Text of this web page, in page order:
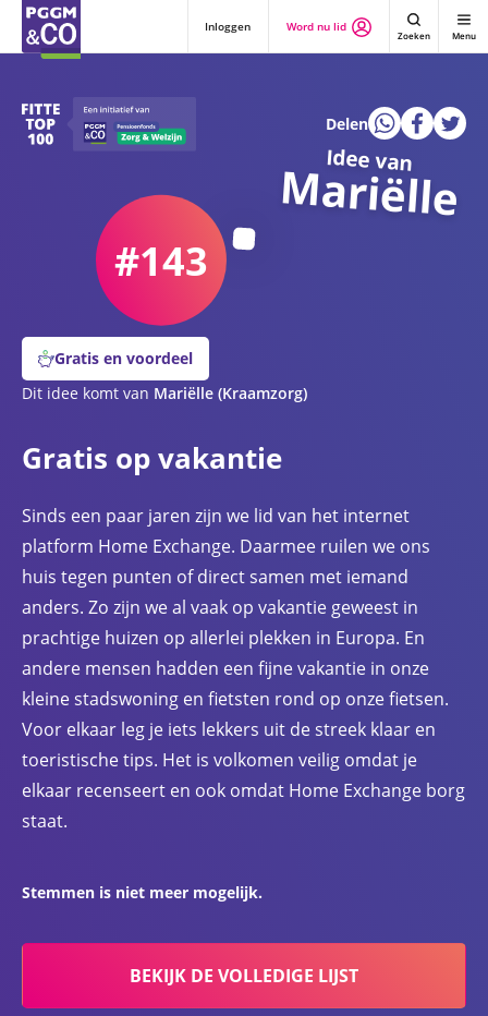
Inloggen Word nu lid
Zoeken Menu
Delen
Gratis en voordeel
Dit idee komt van Mariëlle (Kraamzorg)
Gratis op vakantie
Sinds een paar jaren zijn we lid van het internet
platform Home Exchange. Daarmee ruilen we ons
huis tegen punten of direct samen met iemand
anders. Zo zijn we al vaak op vakantie geweest in
prachtige huizen op allerlei plekken in Europa. En
andere mensen hadden een fijne vakantie in onze
kleine stadswoning en fietsten rond op onze fietsen.
Voor elkaar leg je iets lekkers uit de streek klaar en
toeristische tips. Het is volkomen veilig omdat je
elkaar recenseert en ook omdat Home Exchange borg
staat.
Stemmen is niet meer mogelijk.
BEKIJK DE VOLLEDIGE LIJST
#143
Idee van
Mariëlle